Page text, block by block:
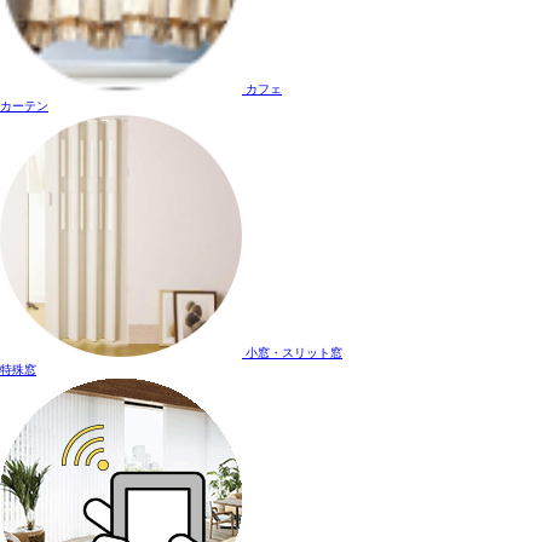
カフェ
カーテン
小窓・スリット窓
特殊窓